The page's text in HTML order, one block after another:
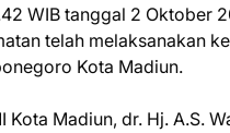
WIB tanggal 2 Oktober
telah melaksanakan
Kota Madiun.
Kota Madiun, dr. Hj. A.S.